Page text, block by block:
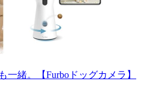
一緒。【Furboドッグカメラ】